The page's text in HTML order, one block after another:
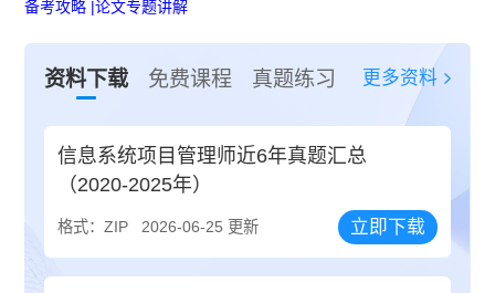
备考攻略 |论文专题讲解
资料下载 免费课程 真题练习 更多资料
信息系统项目管理师近6年真题汇总
（2020-2025年）
格式：ZIP 2026-06-25 更新 立即下载